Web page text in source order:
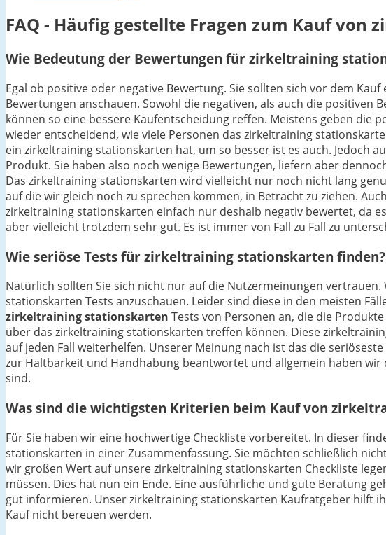
FAQ - Häufig gestellte Fragen zum Kauf
Wie Bedeutung der Bewertungen für zirkeltraining
Egal ob positive oder negative Bewertung. Sie sollten sich vor dem
Bewertungen anschauen. Sowohl die negativen, als auch die positiven
können so eine bessere Kaufentscheidung reffen. Meistens geben die
wieder entscheidend, wie viele Personen das zirkeltraining
ein zirkeltraining stationskarten hat, um so besser ist es auch. Jedoch
Produkt. Sie haben also noch wenige Bewertungen, liefern aber
Das zirkeltraining stationskarten wird vielleicht nur noch nicht lang
auf die wir gleich noch zu sprechen kommen, in Betracht zu ziehen.
zirkeltraining stationskarten einfach nur deshalb negativ bewertet, da
aber vielleicht trotzdem sehr gut. Es ist immer von Fall zu Fall zu
Wie seriöse Tests für zirkeltraining stationskarten finden?
Natürlich sollten Sie sich nicht nur auf die Nutzermeinungen
stationskarten Tests anzuschauen. Leider sind diese in den meisten
zirkeltraining stationskarten Tests von Personen an, die die
über das zirkeltraining stationskarten treffen können. Diese
auf jeden Fall weiterhelfen. Unserer Meinung nach ist das die
zur Haltbarkeit und Handhabung beantwortet und allgemein haben
sind.
Was sind die wichtigsten Kriterien beim Kauf von
Für Sie haben wir eine hochwertige Checkliste vorbereitet. In dieser
stationskarten in einer Zusammenfassung. Sie möchten schließlich
wir großen Wert auf unsere zirkeltraining stationskarten Checkliste
müssen. Dies hat nun ein Ende. Eine ausführliche und gute Beratung
gut informieren. Unser zirkeltraining stationskarten Kaufratgeber hilft
Kauf nicht bereuen werden.